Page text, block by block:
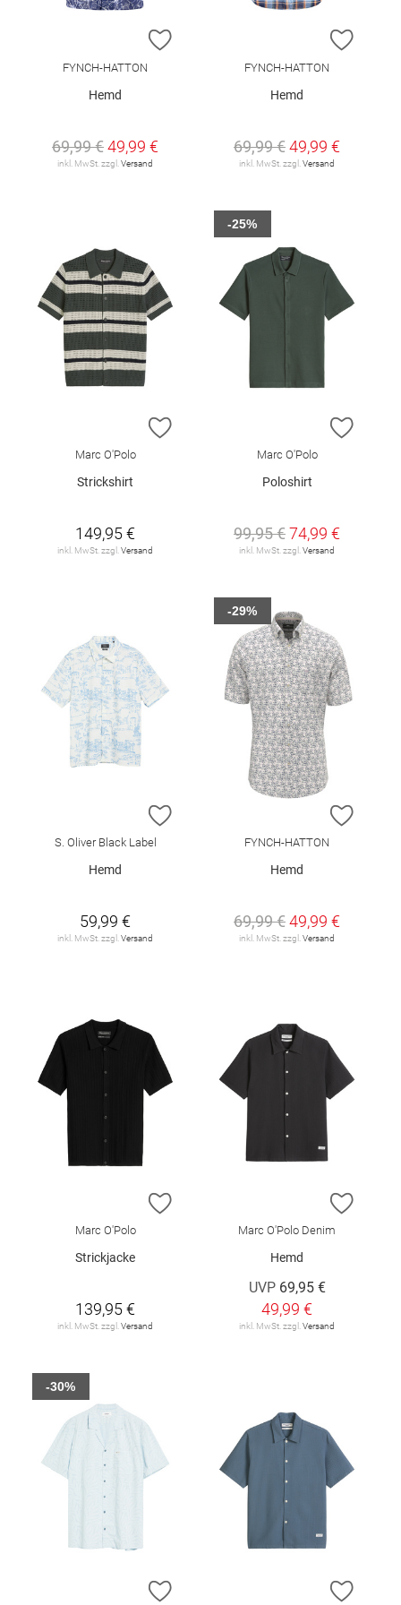
ZUR WUNSCHLISTE HINZUFÜGEN
FYNCH-HATTON
Hemd
69,99 €49,99 €
inkl. MwSt. zzgl. Versand
ZUR
FYNCH-HATTON
Hemd
69,99 €49,99 €
inkl. MwSt. zzgl. Versand
ZUR WUNSCHLISTE HINZUFÜGEN
Marc O'Polo
Strickshirt
149,95 €
inkl. MwSt. zzgl.Versand
ZUR
Marc O'Polo
Poloshirt
99,95 €74,99 €
inkl. MwSt. zzgl.Versand
-25%
ZUR WUNSCHLISTE HINZUFÜGEN
S. Oliver Black Label
Hemd
59,99 €
inkl. MwSt. zzgl.Versand
ZUR
FYNCH-HATTON
Hemd
69,99 €49,99 €
inkl. MwSt. zzgl.Versand
-29%
ZUR WUNSCHLISTE HINZUFÜGEN
Marc O'Polo
Strickjacke
139,95 €
inkl. MwSt. zzgl. Versand
ZUR
Marc O'Polo Denim
Hemd
UVP 69,95 €
49,99 €
inkl. MwSt. zzgl. Versand
ZUR WUNSCHLISTE HINZUFÜGEN
-30%
ZUR